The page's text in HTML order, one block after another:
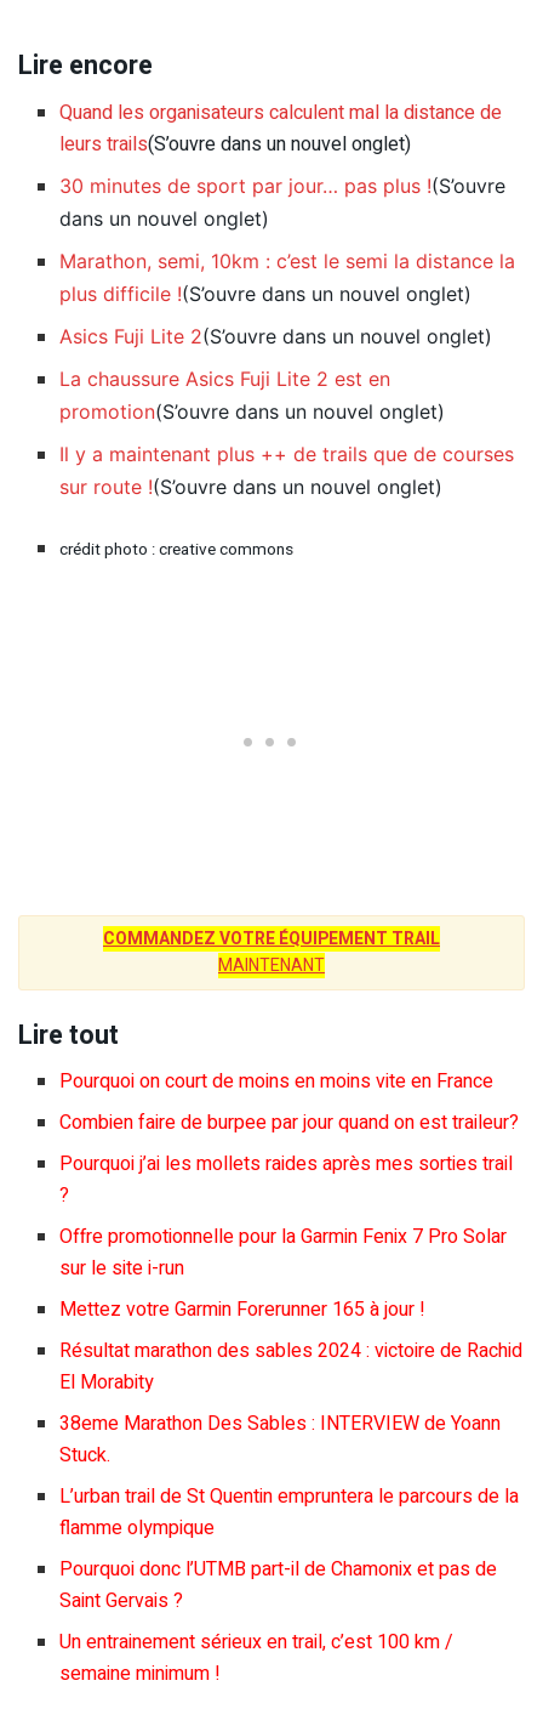
Lire encore
Quand les organisateurs calculent mal la distance de
leurs trails(S’ouvre dans un nouvel onglet)
30 minutes de sport par jour… pas plus !(S’ouvre
dans un nouvel onglet)
Marathon, semi, 10km : c’est le semi la distance la
plus difficile !(S’ouvre dans un nouvel onglet)
Asics Fuji Lite 2(S’ouvre dans un nouvel onglet)
La chaussure Asics Fuji Lite 2 est en
promotion(S’ouvre dans un nouvel onglet)
Il y a maintenant plus ++ de trails que de courses
sur route !(S’ouvre dans un nouvel onglet)
crédit photo : creative commons
COMMANDEZ VOTRE ÉQUIPEMENT TRAIL
MAINTENANT
Lire tout
Pourquoi on court de moins en moins vite en France
Combien faire de burpee par jour quand on est traileur?
Pourquoi j’ai les mollets raides après mes sorties trail
?
Offre promotionnelle pour la Garmin Fenix ​​7 Pro Solar
sur le site i-run
Mettez votre Garmin Forerunner 165 à jour !
Résultat marathon des sables 2024 : victoire de Rachid
El Morabity
38eme Marathon Des Sables : INTERVIEW de Yoann
Stuck.
L’urban trail de St Quentin empruntera le parcours de la
flamme olympique
Pourquoi donc l’UTMB part-il de Chamonix et pas de
Saint Gervais ?
Un entrainement sérieux en trail, c’est 100 km /
semaine minimum !